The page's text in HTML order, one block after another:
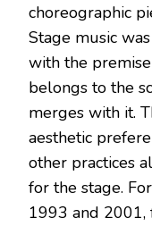
choreographic
Stage music
with the
belongs to the
merges with it.
aesthetic
other practices
for the stage.
1993 and 2001,